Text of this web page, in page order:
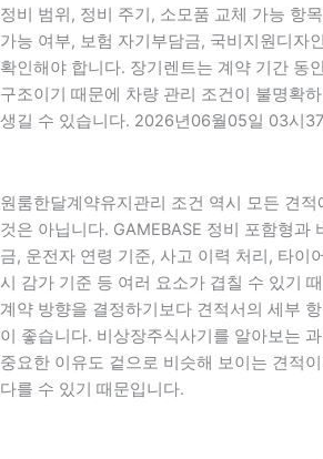
정비 범위, 정비 주기, 소모품 교체 가능 항
가능 여부, 보험 자기부담금, 국비지원디자
확인해야 합니다. 장기렌트는 계약 기간 동
구조이기 때문에 차량 관리 조건이 불명확
생길 수 있습니다. 2026년06월05일 03시
원룸한달계약유지관리 조건 역시 모든 견
것은 아닙니다. GAMEBASE 정비 포함형과
금, 운전자 연령 기준, 사고 이력 처리, 타이
시 감가 기준 등 여러 요소가 겹칠 수 있기
계약 방향을 결정하기보다 견적서의 세부
이 좋습니다. 비상장주식사기를 알아보는
중요한 이유도 겉으로 비슷해 보이는 견적
다를 수 있기 때문입니다.